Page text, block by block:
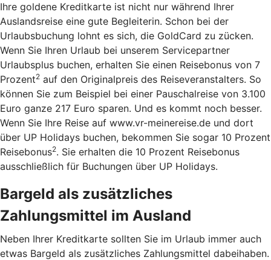
Ihre goldene Kreditkarte ist nicht nur während Ihrer
Auslandsreise eine gute Begleiterin. Schon bei der
Urlaubsbuchung lohnt es sich, die GoldCard zu zücken.
Wenn Sie Ihren Urlaub bei unserem Servicepartner
Urlaubsplus buchen, erhalten Sie einen Reisebonus von 7
Prozent2 auf den Originalpreis des Reiseveranstalters. So
können Sie zum Beispiel bei einer Pauschalreise von 3.100
Euro ganze 217 Euro sparen. Und es kommt noch besser.
Wenn Sie Ihre Reise auf www.vr-meinereise.de und dort
über UP Holidays buchen, bekommen Sie sogar 10 Prozent
Reisebonus2. Sie erhalten die 10 Prozent Reisebonus
ausschließlich für Buchungen über UP Holidays.
Bargeld als zusätzliches
Zahlungsmittel im Ausland
Neben Ihrer Kreditkarte sollten Sie im Urlaub immer auch
etwas Bargeld als zusätzliches Zahlungsmittel dabeihaben.